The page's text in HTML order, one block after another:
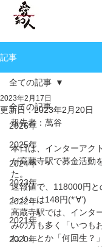
記事
全ての記事
2026年
2025年
2024年
2023年
2022年
2021年
2020年
全ての記事
2023年2月17日
更新日：2023年2月20日
報告者：萬谷
本日は、インターアク
が高蔵寺駅で募金活動
た。
速報値で、118000円
ンジュは148円(*‘∀‘)
高蔵寺駅では、インタ
みの方も多く「いつも
ね！」とか「何回生？